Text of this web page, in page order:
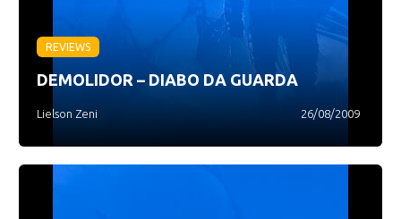
REVIEWS
DEMOLIDOR – DIABO DA GUARDA
Lielson Zeni 26/08/2009